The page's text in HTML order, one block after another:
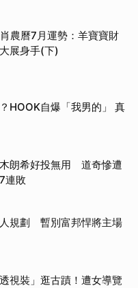
農曆7月運勢：羊寶寶財
展身手(下)
HOOK自爆「我男的」 真
朗希好投無用 道奇慘遭
連敗
規劃 暫別富邦悍將主場
視裝」逛古蹟！遭女導覽